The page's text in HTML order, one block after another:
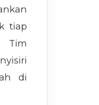
tiap
Tim
di